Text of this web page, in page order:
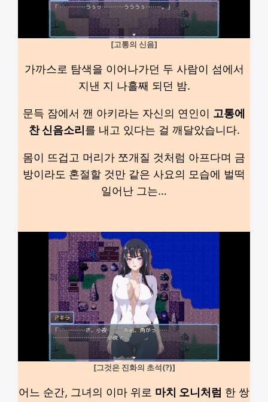
[고통의 신음]
가까스로 탐색을 이어나가던 두 사람이 섬에서
지낸 지 나흘째 되던 밤.
문득 잠에서 깬 아키라는 자신의 연인이 고통에
찬 신음소리를 내고 있다는 걸 깨달았습니다.
몸이 뜨겁고 머리가 쪼개질 것처럼 아프다며 금
방이라도 혼절할 것만 같은 사요의 모습에 벌떡
일어난 그는…
[그것은 진화의 초석(?)]
어느 순간, 그녀의 이마 위로 마치 오니처럼 한 쌍